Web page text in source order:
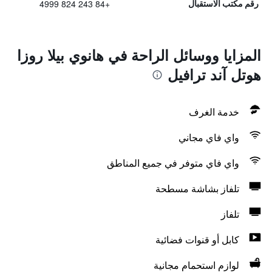
رقم مكتب الاستقبال +84 243 824 4999
المزايا ووسائل الراحة في هانوي بيلا روزا
هوتل آند ترافيل
خدمة الغرف
واي فاي مجاني
واي فاي متوفر في جميع المناطق
تلفاز بشاشة مسطحة
تلفاز
كابل أو قنوات فضائية
لوازم استحمام مجانية